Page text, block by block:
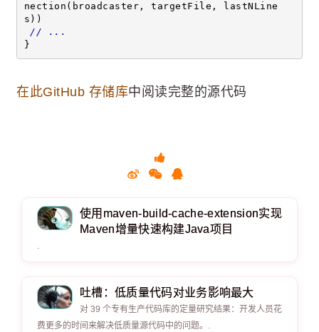
nection(broadcaster, targetFile, lastNLine
s))
// ...
}
在此GitHub 存储库中阅读完整的源代码
使用maven-build-cache-extension实现
Maven增量快速构建Java项目
.
吐槽：低质量代码对业务影响最大
对 39 个专有生产代码库的定量研究结果：开发人员花
费更多的时间来解决低质量源代码中的问题。.